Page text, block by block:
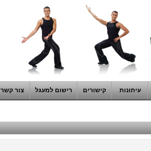
עיתונות קישורים רישום למעגל צור קשר